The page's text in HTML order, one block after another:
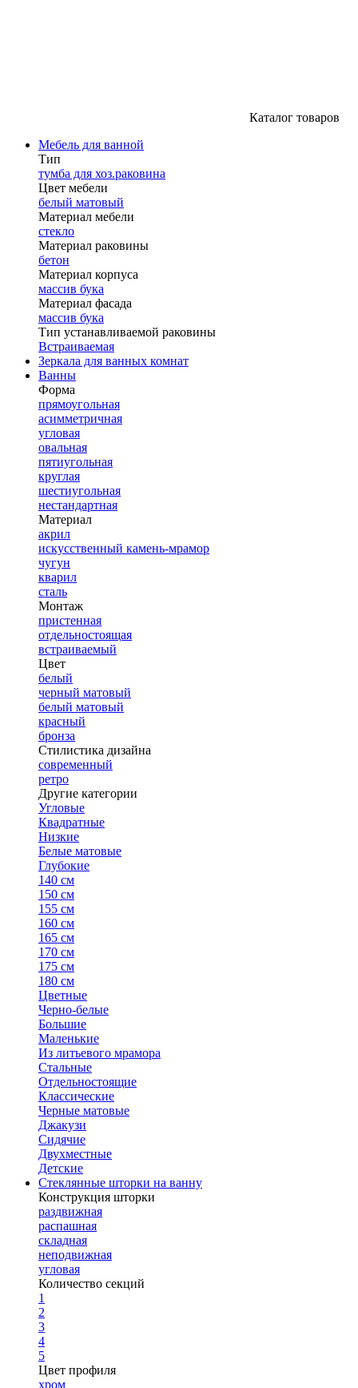
Каталог товаров
Мебель для ванной
Тип
тумба для хоз.раковина
Цвет мебели
белый матовый
Материал мебели
стекло
Материал раковины
бетон
Материал корпуса
массив бука
Материал фасада
массив бука
Тип устанавливаемой раковины
Встраиваемая
Зеркала для ванных комнат
Ванны
Форма
прямоугольная
асимметричная
угловая
овальная
пятиугольная
круглая
шестиугольная
нестандартная
Материал
акрил
искусственный камень-мрамор
чугун
кварил
сталь
Монтаж
пристенная
отдельностоящая
встраиваемый
Цвет
белый
черный матовый
белый матовый
красный
бронза
Стилистика дизайна
современный
ретро
Другие категории
Угловые
Квадратные
Низкие
Белые матовые
Глубокие
140 см
150 см
155 см
160 см
165 см
170 см
175 см
180 см
Цветные
Черно-белые
Большие
Маленькие
Из литьевого мрамора
Стальные
Отдельностоящие
Классические
Черные матовые
Джакузи
Сидячие
Двухместные
Детские
Стеклянные шторки на ванну
Конструкция шторки
раздвижная
распашная
складная
неподвижная
угловая
Количество секций
1
2
3
4
5
Цвет профиля
хром